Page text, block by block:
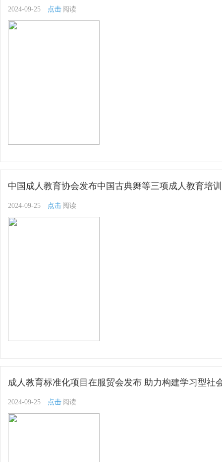
2024-09-25 点击 阅读
中国成人教育协会发布中国古典舞等三项成人教育培
2024-09-25 点击 阅读
成人教育标准化项目在服贸会发布 助力构建学习型社
2024-09-25 点击 阅读